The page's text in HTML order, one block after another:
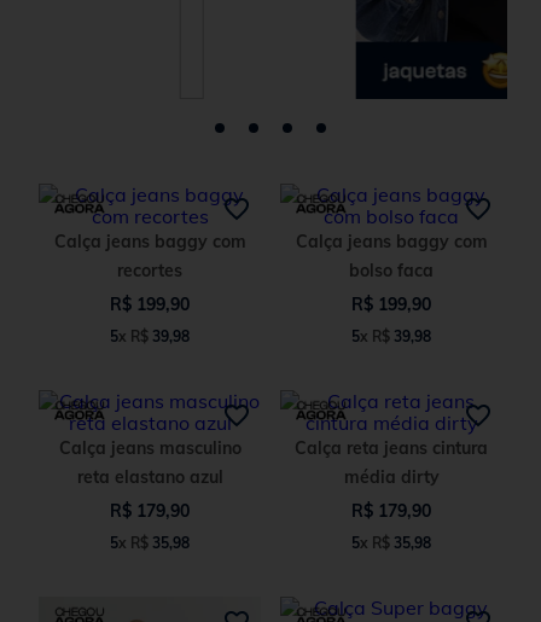
Calça jeans baggy com
recortes
R$ 199,90
5x R$ 39,98
Calça jeans baggy com
bolso faca
R$ 199,90
5x R$ 39,98
Calça jeans masculino
reta elastano azul
R$ 179,90
5x R$ 35,98
Calça reta jeans cintura
média dirty
R$ 179,90
5x R$ 35,98